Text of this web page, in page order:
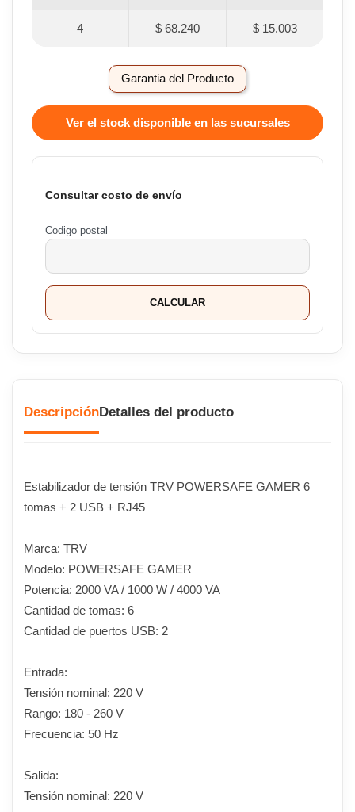
4 $ 68.240 $ 15.003
Garantia del Producto
Ver el stock disponible en las sucursales
Consultar costo de envío
Codigo postal
CALCULAR
DescripciónDetalles del producto
Estabilizador de tensión TRV POWERSAFE GAMER 6
tomas + 2 USB + RJ45
Marca: TRV
Modelo: POWERSAFE GAMER
Potencia: 2000 VA / 1000 W / 4000 VA
Cantidad de tomas: 6
Cantidad de puertos USB: 2
Entrada:
Tensión nominal: 220 V
Rango: 180 - 260 V
Frecuencia: 50 Hz
Salida:
Tensión nominal: 220 V